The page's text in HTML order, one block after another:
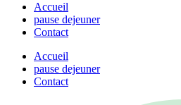
Accueil
pause dejeuner
Contact
Accueil
pause dejeuner
Contact